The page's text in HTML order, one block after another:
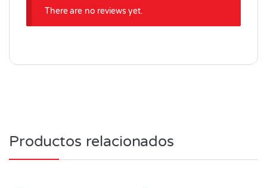
There are no reviews yet.
Productos relacionados